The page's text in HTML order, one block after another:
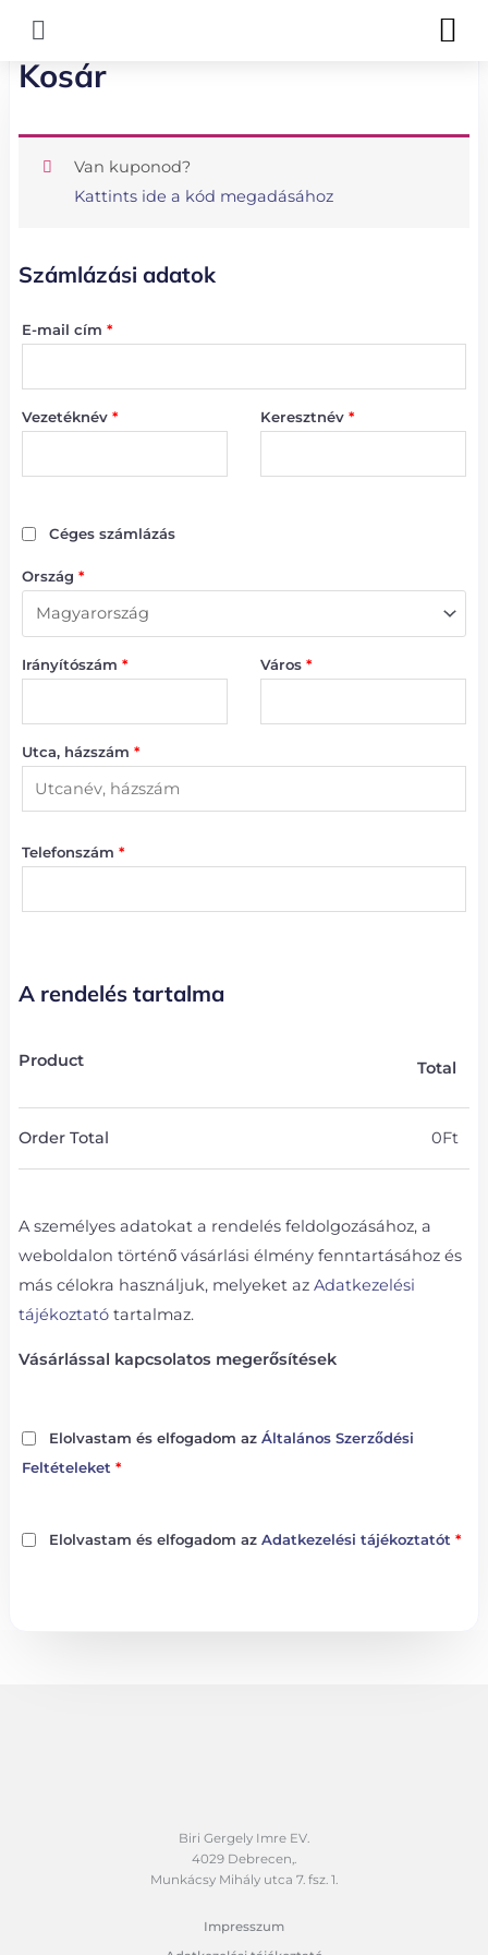
content
Kosár
Van kuponod?
Kattints ide a kód megadásához
Számlázási adatok
E-mail cím *
Vezetéknév * Keresztnév*
Céges számlázás
Ország *
Irányítószám * Város*
Utca, házszám *
Emelet,
lépcsőház,
kötelező)
Telefonszám *
A rendelés tartalma
Product Total
Order Total 0Ft
A személyes adatokat a rendelés feldolgozásához, a
weboldalon történő vásárlási élmény fenntartásához és
más célokra használjuk, melyeket az Adatkezelési
tájékoztató tartalmaz.
Vásárlással kapcsolatos megerősítések
Elolvastam és elfogadom az Általános Szerződési
Feltételeket *
Elolvastam és elfogadom az Adatkezelési tájékoztatót *
Biri Gergely Imre EV.
4029 Debrecen,.
Munkácsy Mihály utca 7. fsz. 1.
Impresszum